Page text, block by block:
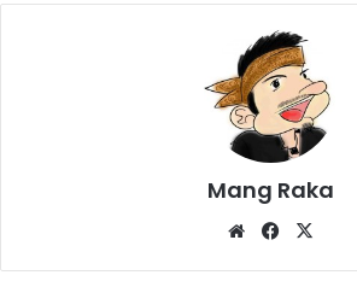
Mang Raka
WebsiteFacebook